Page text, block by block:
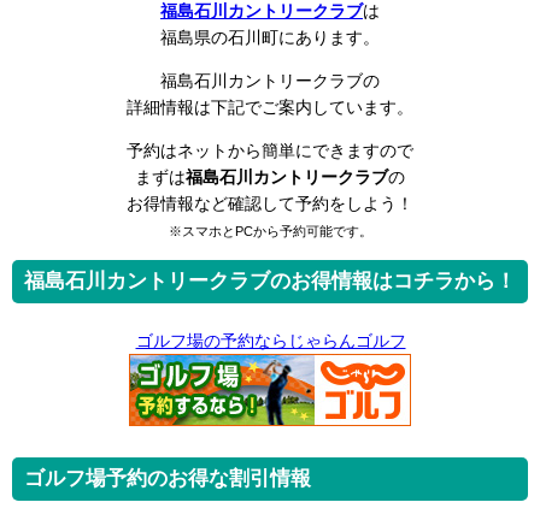
福島石川カントリークラブは
福島県の石川町にあります。
福島石川カントリークラブの
詳細情報は下記でご案内しています。
予約はネットから簡単にできますので
まずは福島石川カントリークラブの
お得情報など確認して予約をしよう！
※スマホとPCから予約可能です。
福島石川カントリークラブのお得情報はコチラから！
ゴルフ場の予約ならじゃらんゴルフ
ゴルフ場予約のお得な割引情報